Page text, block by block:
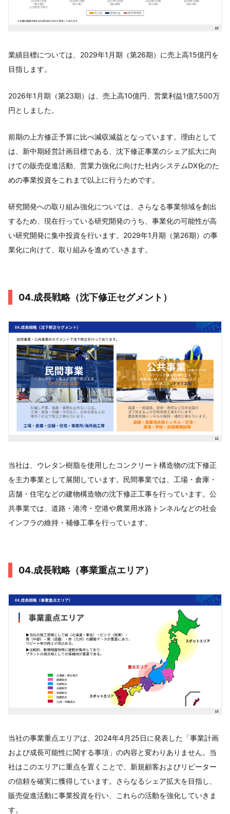
業績目標については、2029年1月期（第26期）に売上高15億円を
目指します。
2026年1月期（第23期）は、売上高10億円、営業利益1億7,500万
円としました。
前期の上方修正予算に比べ減収減益となっています。理由として
は、新中期経営計画目標である、沈下修正事業のシェア拡大に向
けての販売促進活動、営業力強化に向けた社内システムDX化のた
めの事業投資をこれまで以上に行うためです。
研究開発への取り組み強化については、さらなる事業領域を創出
するため、現在行っている研究開発のうち、事業化の可能性が高
い研究開発に集中投資を行います。2029年1月期（第26期）の事
業化に向けて、取り組みを進めていきます。
04.成長戦略（沈下修正セグメント）
当社は、ウレタン樹脂を使用したコンクリート構造物の沈下修正
を主力事業として展開しています。民間事業では、工場・倉庫・
店舗・住宅などの建物構造物の沈下修正工事を行っています。公
共事業では、道路・港湾・空港や農業用水路トンネルなどの社会
インフラの維持・補修工事を行っています。
04.成長戦略（事業重点エリア）
当社の事業重点エリアは、2024年4月25日に発表した「事業計画
および成長可能性に関する事項」の内容と変わりありません。当
社はこのエリアに重点を置くことで、新規顧客およびリピーター
の信頼を確実に獲得しています。さらなるシェア拡大を目指し、
販売促進活動に事業投資を行い、これらの活動を強化していきま
す。